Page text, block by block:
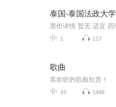
泰国-泰国法政大学
1 117
歌曲
喜欢听的歌曲欣赏！
43 1446